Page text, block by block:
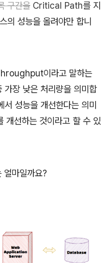
구간을 Critical Path를 지
의 성능을 올려야만 합니
이라고 말하는
가장 낮은 처리량을 의미합
성능을 개선한다는 의미
개선하는 것이라고 할 수 있
마일까요?